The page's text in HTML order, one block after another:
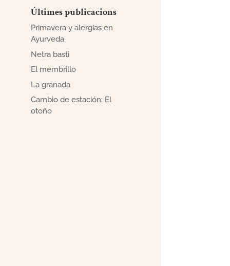
Últimes publicacions
Primavera y alergias en
Ayurveda
Netra basti
El membrillo
La granada
Cambio de estación: El
otoño